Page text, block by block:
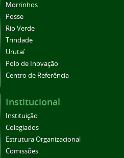
Morrinhos
Posse
Rio Verde
Trindade
Urutaí
Polo de Inovação
Centro de Referência
Institucional
Instituição
Colegiados
Estrutura Organizacional
Comissões